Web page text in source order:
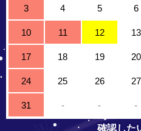
3 4 5 6
10 11 12 13
17 18 19 20
24 25 26 27
31 - - -
確認した